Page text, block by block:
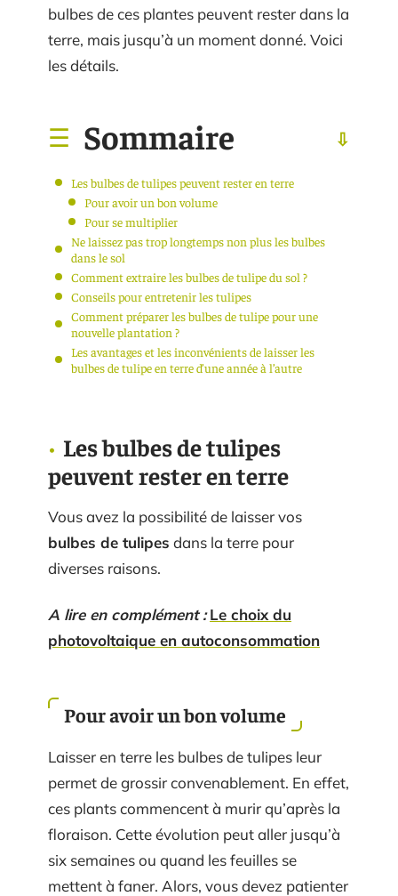
bulbes de ces plantes peuvent rester dans la
terre, mais jusqu’à un moment donné. Voici
les détails.
Sommaire
Les bulbes de tulipes peuvent rester en terre
Pour avoir un bon volume
Pour se multiplier
Ne laissez pas trop longtemps non plus les bulbes
dans le sol
Comment extraire les bulbes de tulipe du sol ?
Conseils pour entretenir les tulipes
Comment préparer les bulbes de tulipe pour une
nouvelle plantation ?
Les avantages et les inconvénients de laisser les
bulbes de tulipe en terre d’une année à l’autre
Les bulbes de tulipes
peuvent rester en terre
Vous avez la possibilité de laisser vos
bulbes de tulipes dans la terre pour
diverses raisons.
A lire en complément : Le choix du
photovoltaique en autoconsommation
Pour avoir un bon volume
Laisser en terre les bulbes de tulipes leur
permet de grossir convenablement. En effet,
ces plants commencent à murir qu’après la
floraison. Cette évolution peut aller jusqu’à
six semaines ou quand les feuilles se
mettent à faner. Alors, vous devez patienter